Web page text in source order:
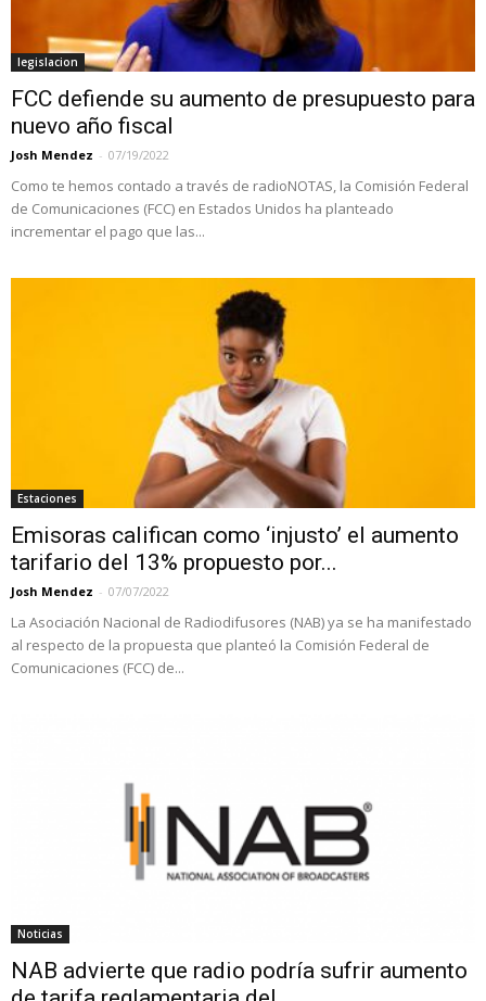
legislacion
FCC defiende su aumento de presupuesto para
nuevo año fiscal
Josh Mendez - 07/19/2022
Como te hemos contado a través de radioNOTAS, la Comisión Federal
de Comunicaciones (FCC) en Estados Unidos ha planteado
incrementar el pago que las...
Estaciones
Emisoras califican como ‘injusto’ el aumento
tarifario del 13% propuesto por...
Josh Mendez - 07/07/2022
La Asociación Nacional de Radiodifusores (NAB) ya se ha manifestado
al respecto de la propuesta que planteó la Comisión Federal de
Comunicaciones (FCC) de...
Noticias
NAB advierte que radio podría sufrir aumento